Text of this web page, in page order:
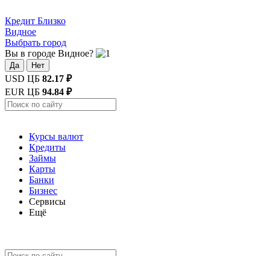
Кредит Близко
Видное
Выбрать город
Вы в городе Видное?
Да Нет
USD ЦБ 82.17 ₽
EUR ЦБ 94.84 ₽
Курсы валют
Кредиты
Займы
Карты
Банки
Бизнес
Сервисы
Ещё